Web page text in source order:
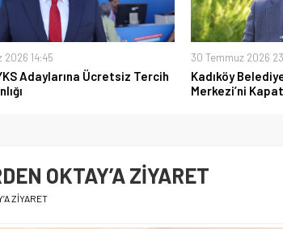
2026 14:45
Adaylarına Ücretsiz Tercih
30 Temmuz 2026
Kadıköy
Merkezi’ni
OKTAY’A ZİYARET
ZİYARET